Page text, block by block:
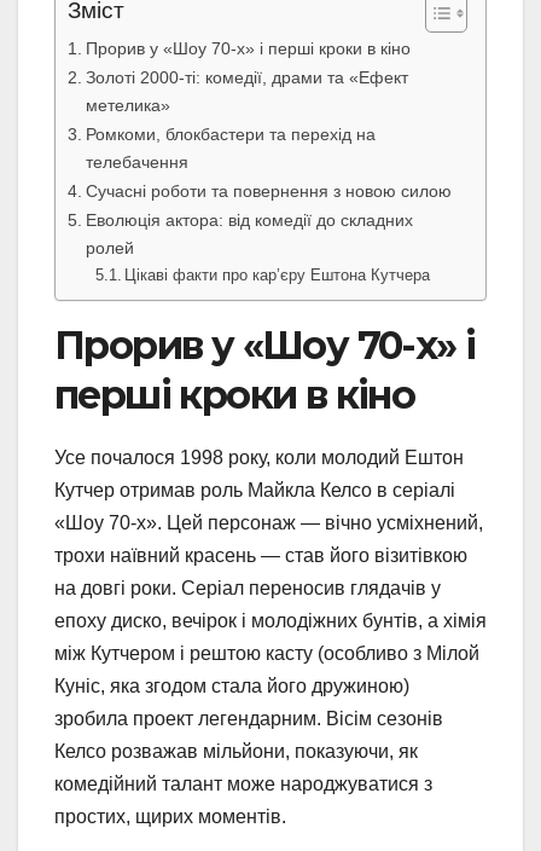
Зміст
Прорив у «Шоу 70-х» і перші кроки в кіно
Золоті 2000-ті: комедії, драми та «Ефект
метелика»
Ромкоми, блокбастери та перехід на
телебачення
Сучасні роботи та повернення з новою силою
Еволюція актора: від комедії до складних
ролей
Цікаві факти про кар’єру Ештона Кутчера
Прорив у «Шоу 70-х» і
перші кроки в кіно
Усе почалося 1998 року, коли молодий Ештон
Кутчер отримав роль Майкла Келсо в серіалі
«Шоу 70-х». Цей персонаж — вічно усміхнений,
трохи наївний красень — став його візитівкою
на довгі роки. Серіал переносив глядачів у
епоху диско, вечірок і молодіжних бунтів, а хімія
між Кутчером і рештою касту (особливо з Мілой
Куніс, яка згодом стала його дружиною)
зробила проект легендарним. Вісім сезонів
Келсо розважав мільйони, показуючи, як
комедійний талант може народжуватися з
простих, щирих моментів.